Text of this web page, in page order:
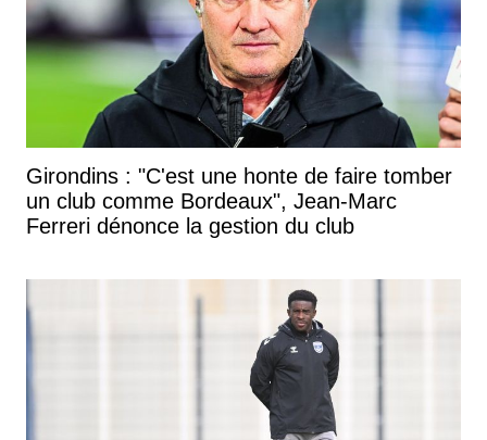
Girondins : "C'est une honte de faire tomber
un club comme Bordeaux", Jean-Marc
Ferreri dénonce la gestion du club